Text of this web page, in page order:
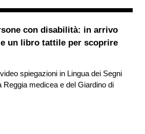
con disabilità: in arrivo
un libro tattile per scoprire
spiegazioni in Lingua dei Segni
Reggia medicea e del Giardino di